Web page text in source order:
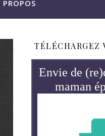
PROPOS
TÉLÉCHARGEZ